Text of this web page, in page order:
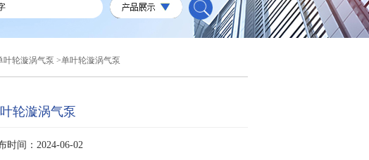
叶轮漩涡气泵 >单叶轮漩涡气泵
轮漩涡气泵
时间：2024-06-02